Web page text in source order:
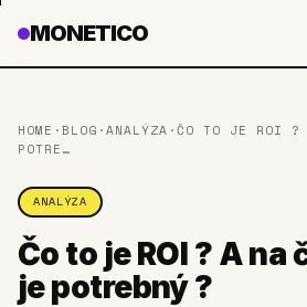
MONETICO
HOME ·BLOG ·ANALÝZA ·ČO TO JE ROI ?
POTRE…
ANALÝZA
Čo to je ROI ? A na
je potrebný ?